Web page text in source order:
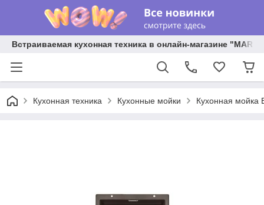
Встраиваемая кухонная техника в онлайн-магазине "MARY
Кухонная техника Кухонные мойки Кухонная мойка